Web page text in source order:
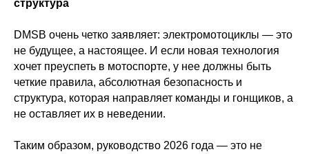
структура
DMSB очень четко заявляет: электромотоциклы — это
не будущее, а настоящее. И если новая технология
хочет преуспеть в мотоспорте, у нее должны быть
четкие правила, абсолютная безопасность и
структура, которая направляет команды и гонщиков, а
не оставляет их в неведении.
Таким образом, руководство 2026 года — это не